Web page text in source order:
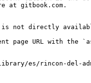
at gitbook.com.
not directly
page URL with
es/rincon-del-